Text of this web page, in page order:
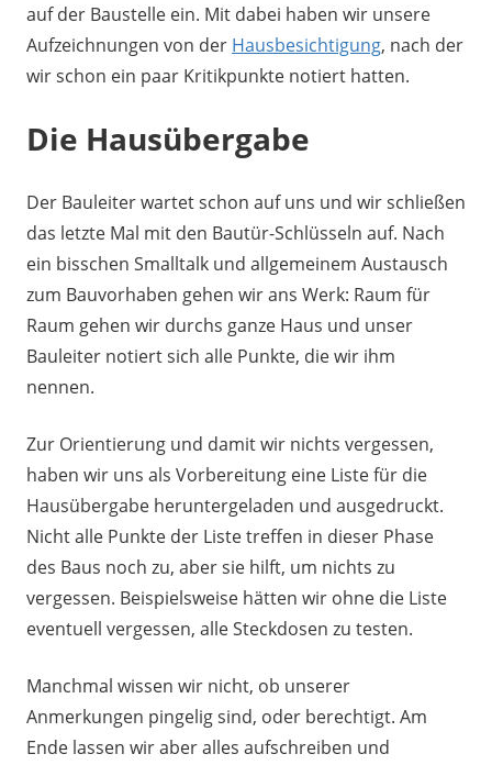
auf der Baustelle ein. Mit dabei haben wir unsere
Aufzeichnungen von der Hausbesichtigung, nach der
wir schon ein paar Kritikpunkte notiert hatten.
Die Hausübergabe
Der Bauleiter wartet schon auf uns und wir schließen
das letzte Mal mit den Bautür-Schlüsseln auf. Nach
ein bisschen Smalltalk und allgemeinem Austausch
zum Bauvorhaben gehen wir ans Werk: Raum für
Raum gehen wir durchs ganze Haus und unser
Bauleiter notiert sich alle Punkte, die wir ihm
nennen.
Zur Orientierung und damit wir nichts vergessen,
haben wir uns als Vorbereitung eine Liste für die
Hausübergabe heruntergeladen und ausgedruckt.
Nicht alle Punkte der Liste treffen in dieser Phase
des Baus noch zu, aber sie hilft, um nichts zu
vergessen. Beispielsweise hätten wir ohne die Liste
eventuell vergessen, alle Steckdosen zu testen.
Manchmal wissen wir nicht, ob unserer
Anmerkungen pingelig sind, oder berechtigt. Am
Ende lassen wir aber alles aufschreiben und